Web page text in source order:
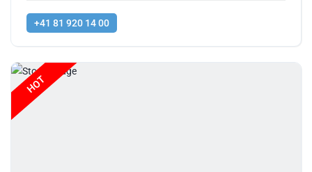
+41 81 920 14 00
HOT